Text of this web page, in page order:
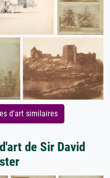
d'art similaires
de Sir David